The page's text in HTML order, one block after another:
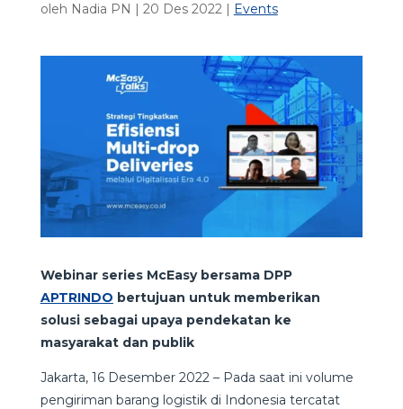
oleh Nadia PN | 20 Des 2022| Events
Webinar series McEasy bersama DPP
APTRINDO bertujuan untuk memberikan
solusi sebagai upaya pendekatan ke
masyarakat dan publik
Jakarta, 16 Desember 2022 – Pada saat ini volume
pengiriman barang logistik di Indonesia tercatat